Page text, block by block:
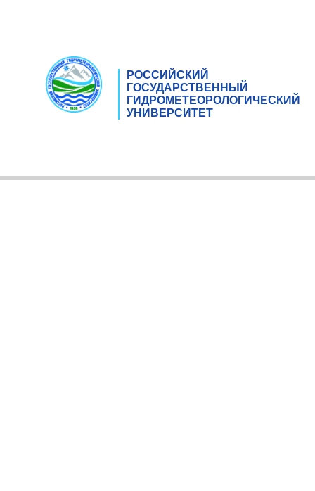
РОССИЙСКИЙ
ГОСУДАРСТВЕННЫЙ
ГИДРОМЕТЕОРОЛОГИЧЕСКИЙ
УНИВЕРСИТЕТ